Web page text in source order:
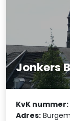
Jonkers
KvK nummer:
Adres: